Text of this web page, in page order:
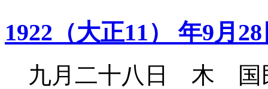
1922（大正11） 年9月
九月二十八日 木 国